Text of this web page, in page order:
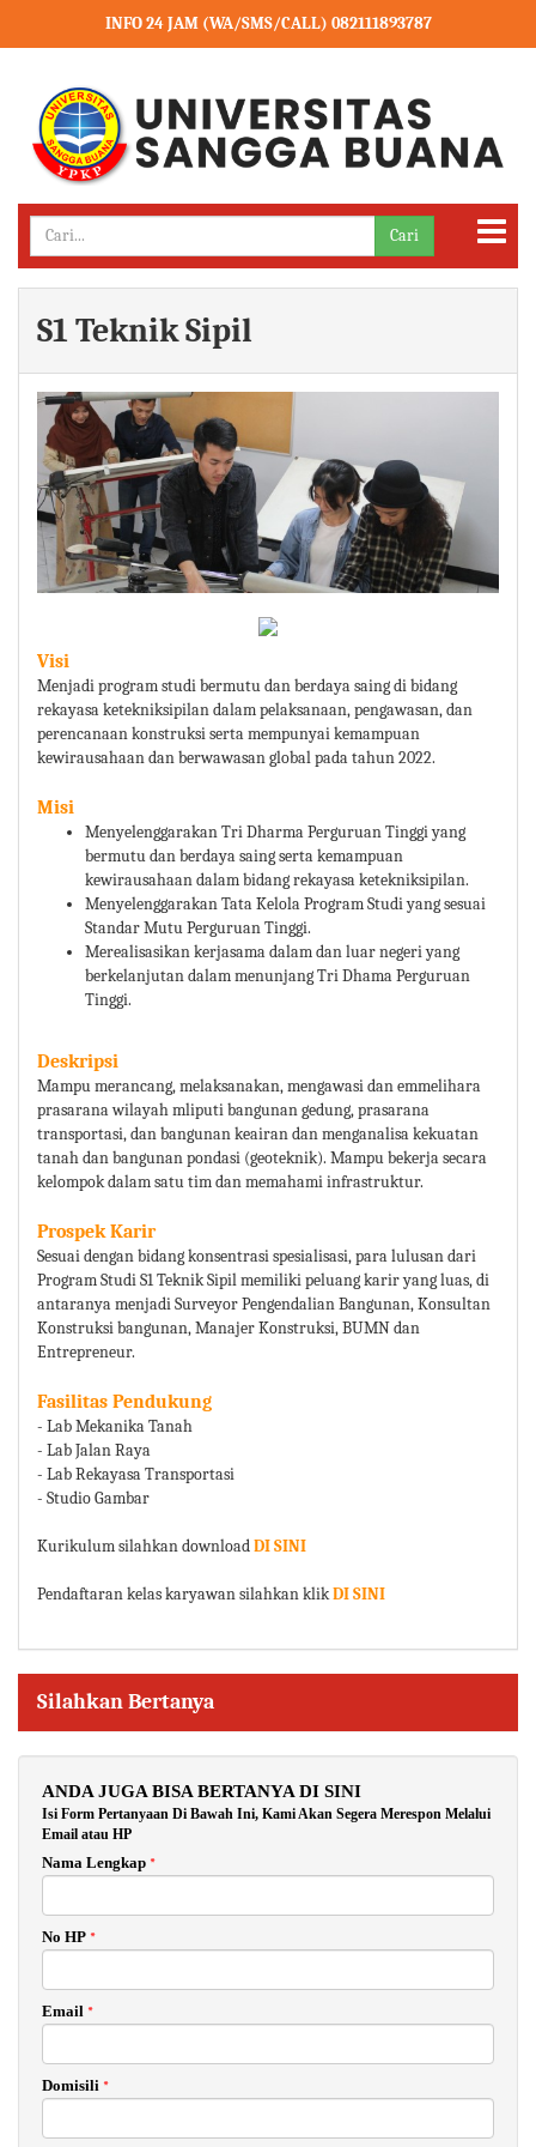
INFO 24 JAM (WA/SMS/CALL) 082111893787
Cari
S1 Teknik Sipil
Visi
Menjadi program studi bermutu dan berdaya saing di bidang
rekayasa ketekniksipilan dalam pelaksanaan, pengawasan, dan
perencanaan konstruksi serta mempunyai kemampuan
kewirausahaan dan berwawasan global pada tahun 2022.
Misi
Menyelenggarakan Tri Dharma Perguruan Tinggi yang
bermutu dan berdaya saing serta kemampuan
kewirausahaan dalam bidang rekayasa ketekniksipilan.
Menyelenggarakan Tata Kelola Program Studi yang sesuai
Standar Mutu Perguruan Tinggi.
Merealisasikan kerjasama dalam dan luar negeri yang
berkelanjutan dalam menunjang Tri Dhama Perguruan
Tinggi.
Deskripsi
Mampu merancang, melaksanakan, mengawasi dan emmelihara
prasarana wilayah mliputi bangunan gedung, prasarana
transportasi, dan bangunan keairan dan menganalisa kekuatan
tanah dan bangunan pondasi (geoteknik). Mampu bekerja secara
kelompok dalam satu tim dan memahami infrastruktur.
Prospek Karir
Sesuai dengan bidang konsentrasi spesialisasi, para lulusan dari
Program Studi S1 Teknik Sipil memiliki peluang karir yang luas, di
antaranya menjadi Surveyor Pengendalian Bangunan, Konsultan
Konstruksi bangunan, Manajer Konstruksi, BUMN dan
Entrepreneur.
Fasilitas Pendukung
- Lab Mekanika Tanah
- Lab Jalan Raya
- Lab Rekayasa Transportasi
- Studio Gambar
Kurikulum silahkan downloadDI SINI
Pendaftaran kelas karyawan silahkan klikDI SINI
Silahkan Bertanya
ANDA JUGA BISA BERTANYA DI SINI
Isi Form Pertanyaan Di Bawah Ini, Kami Akan Segera Merespon Melalui
Email atau HP
Nama Lengkap *
No HP *
Email *
Domisili *